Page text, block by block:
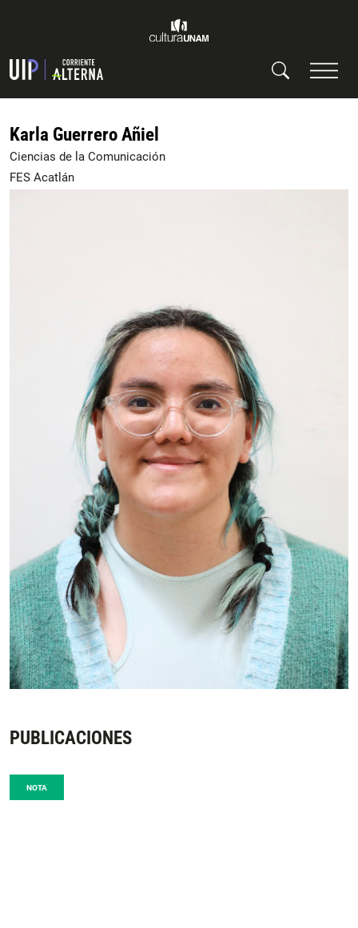
Karla Guerrero Añiel
Ciencias de la Comunicación
FES Acatlán
PUBLICACIONES
NOTA